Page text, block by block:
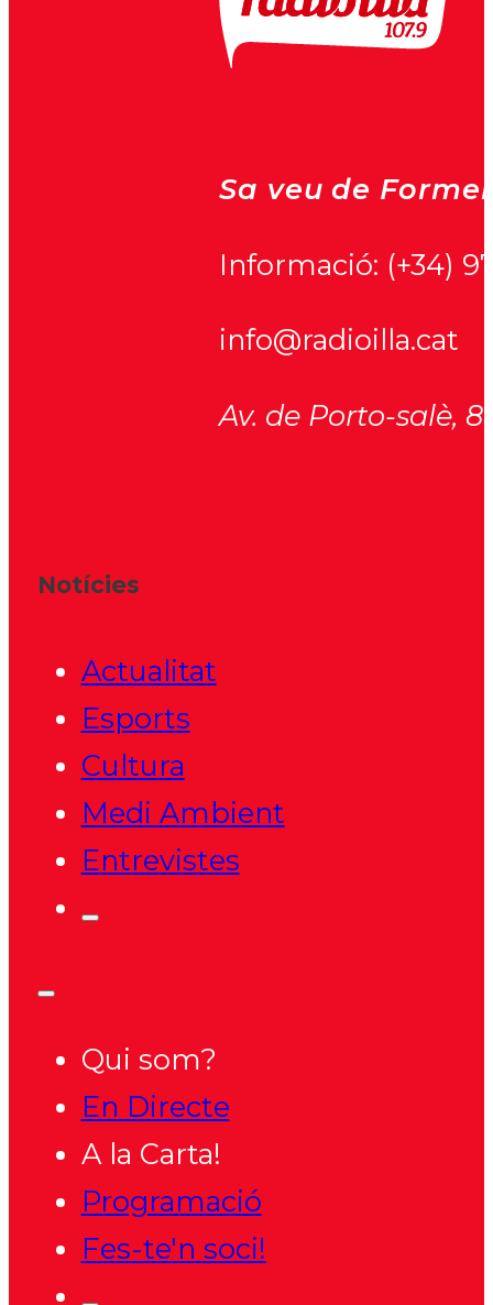
Sa veu de
Informació: (+34)
info@radioilla.cat
Av. de Porto-salè,
Notícies
Actualitat
Esports
Cultura
Medi Ambient
Entrevistes
Qui som?
En Directe
A la Carta!
Programació
Fes-te'n soci!